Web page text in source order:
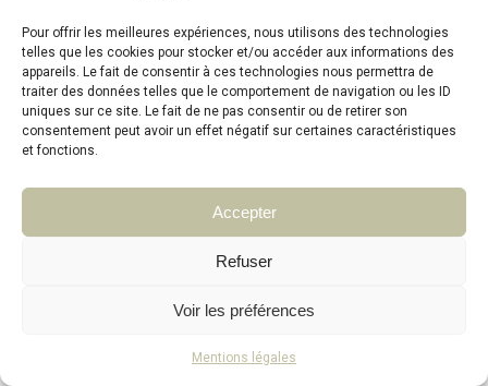
Pour offrir les meilleures expériences, nous utilisons des technologies
telles que les cookies pour stocker et/ou accéder aux informations des
appareils. Le fait de consentir à ces technologies nous permettra de
traiter des données telles que le comportement de navigation ou les ID
uniques sur ce site. Le fait de ne pas consentir ou de retirer son
consentement peut avoir un effet négatif sur certaines caractéristiques
et fonctions.
Accepter
Refuser
Voir les préférences
Mentions légales
L’institut
© institut-peauline 2021. Tous droits réservés